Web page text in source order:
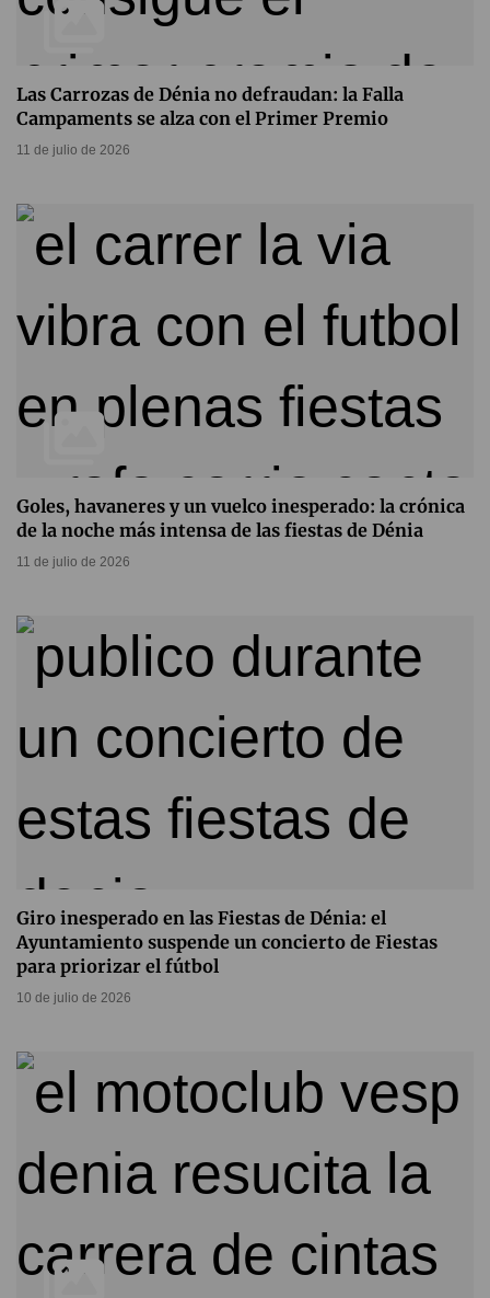
Las Carrozas de Dénia no defraudan: la Falla
Campaments se alza con el Primer Premio
11 de julio de 2026
Goles, havaneres y un vuelco inesperado: la crónica
de la noche más intensa de las fiestas de Dénia
11 de julio de 2026
Giro inesperado en las Fiestas de Dénia: el
Ayuntamiento suspende un concierto de Fiestas
para priorizar el fútbol
10 de julio de 2026